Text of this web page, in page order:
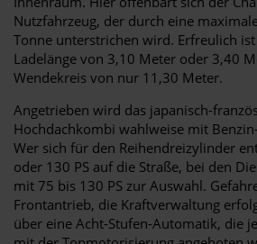
Nutzfahrzeug, der durch eine
Tonne unterstrichen wird. Erfreulich
Ladelänge von 3,10 Meter oder 3,40
Wendekreis von nur 11,30 Meter.
Angetrieben wird das japanisch-
Hochdachkombi wahlweise mit
Wer sich für den Reihendreizylinder
oder 130 PS auf die Straße, bei den
mit 75 bis 130 PS zur Auswahl.
Frontantrieb, die Kraftverwaltung
über eine Acht-Stufen-Automatik, die